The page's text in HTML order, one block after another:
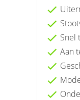
Snel
Aan